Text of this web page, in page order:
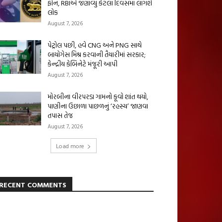
ફોન, RBIએ જણાવ્યું કેટલા દિવસમાં લાગશે
લોક
August 7, 2026
પેટ્રોલ પછી, હવે CNG અને PNG સાથે
બાયોગેસ મિશ્ર કરવાની તૈયારીમાં સરકાર;
કેન્દ્રીય કેબિનેટે મંજૂરી આપી
August 7, 2026
મોરબીના વીરપરડા ગામનો કૂવો શાંત થયો,
પાણીના ઉછાળા પાછળનું ‘રહસ્ય’ જાણવા
તપાસ તેજ
August 7, 2026
Load more
COMMENTS